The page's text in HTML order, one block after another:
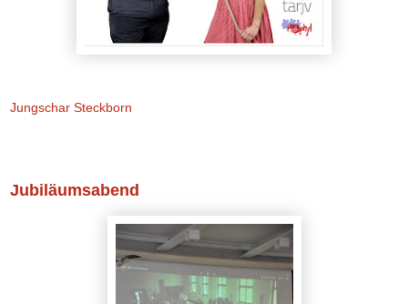
Jungschar Steckborn
Jubiläumsabend